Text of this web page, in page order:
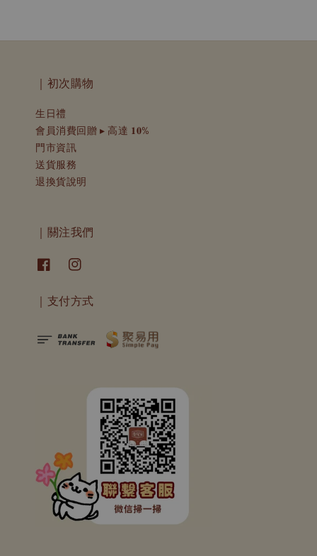
｜初次購物
生日禮
會員消費回贈 ▸ 高達 𝟏𝟎%
門市資訊
送貨服務
退換貨說明
｜關注我們
｜支付方式